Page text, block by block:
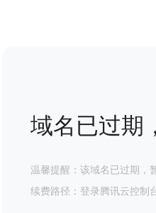
域名已过期
温馨提醒：该域名已过期，
续费路径：登录腾讯云控制